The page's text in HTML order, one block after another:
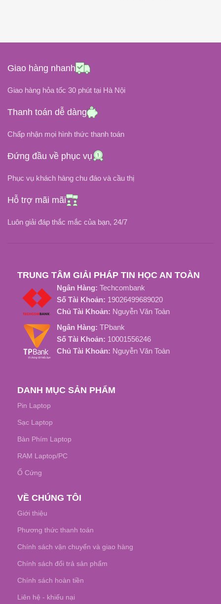
DÒNG ĐIỆN
CHÂN CẮM
100V ~ 240V
Giao hàng nhanh
Giao hàng hỏa tốc 30 phút tại Hà Nội
Thanh toán dễ dàng
Chấp nhận mọi hình thức thanh toán
Đứng đầu về phục vụ
Phục vụ khách hàng chu đáo và cầu thị
Hỗ trợ mãi mãi
Luôn giải đáp thắc mắc của bạn, 24/7
TRUNG TÂM GIẢI PHÁP TIN HỌC AN TOÀN
Ngân Hàng: Techcombank
Số Tài Khoản: 19026499689020
Chủ Tài Khoản: Nguyễn Văn Toàn
Ngân Hàng: TPbank
Số Tài Khoản: 10001556246
Chủ Tài Khoản: Nguyễn Văn Toàn
DANH MỤC SẢN PHẨM
Pin Laptop
Sạc Laptop
Bàn Phím Laptop
RAM Laptop/PC
Ổ Cứng
VỀ CHÚNG TÔI
Giới thiệu
Phương thức thanh toán
Chính sách vận chuyển và giao hàng
Chính sách đổi trả sản phẩm
Chính sách hoàn tiền
Liên hệ - khiếu nại